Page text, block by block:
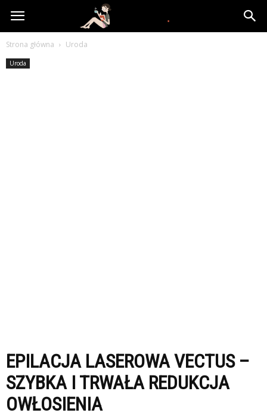
www.yooki.pl
Strona główna Uroda
Uroda
EPILACJA LASEROWA VECTUS –
SZYBKA I TRWAŁA REDUKCJA
OWŁOSIENIA